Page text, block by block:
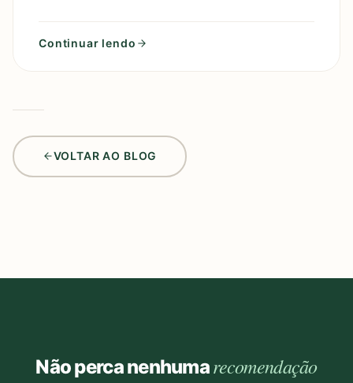
Continuar lendo
VOLTAR AO BLOG
Não perca nenhumarecomendação